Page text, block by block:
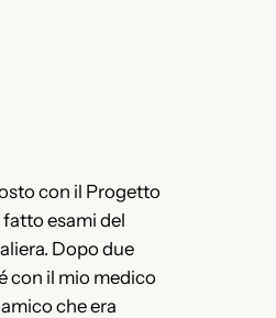
con il Progetto
esami del
Dopo due
con il mio medico
che era